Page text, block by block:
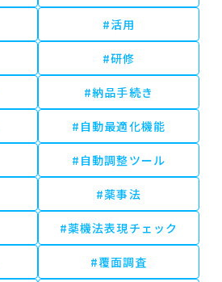
#活用
#研修
#納品手続き
#自動最適化機能
#自動調整ツール
#薬事法
#薬機法表現チェック
#覆面調査